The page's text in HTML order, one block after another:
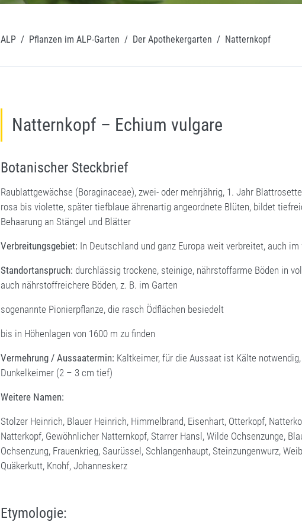
ALP / Pflanzen im ALP-Garten / Der Apothekergarten / Natternkopf
Natternkopf – Echium vulgare
Botanischer Steckbrief
Raublattgewächse (Boraginaceae), zwei- oder mehrjährig, 1. Jahr
rosa bis violette, später tiefblaue ährenartig angeordnete Blüten, bildet
Behaarung an Stängel und Blätter
Verbreitungsgebiet: In Deutschland und ganz Europa weit verbreitet, auch
Standortanspruch: durchlässig trockene, steinige, nährstoffarme Böden in
auch nährstoffreichere Böden, z. B. im Garten
sogenannte Pionierpflanze, die rasch Ödflächen besiedelt
bis in Höhenlagen von 1600 m zu finden
Vermehrung / Aussaatermin: Kaltkeimer, für die Aussaat ist Kälte
Dunkelkeimer (2 – 3 cm tief)
Weitere Namen:
Stolzer Heinrich, Blauer Heinrich, Himmelbrand, Eisenhart, Otterkopf,
Natterkopf, Gewöhnlicher Natternkopf, Starrer Hansl, Wilde Ochsenzunge,
Ochsenzung, Frauenkrieg, Saurüssel, Schlangenhaupt, Steinzungenwurz,
Quäkerkutt, Knohf, Johanneskerz
Etymologie: